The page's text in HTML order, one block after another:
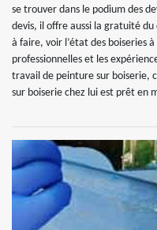
se trouver dans le podium des
devis, il offre aussi la gratuité
à faire, voir l’état des boiseries
professionnelles et les
travail de peinture sur boiserie,
sur boiserie chez lui est prêt en